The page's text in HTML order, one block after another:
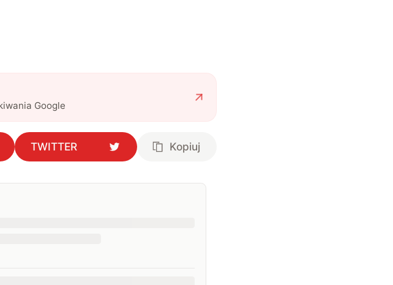
Google
TWITTER Kopiuj